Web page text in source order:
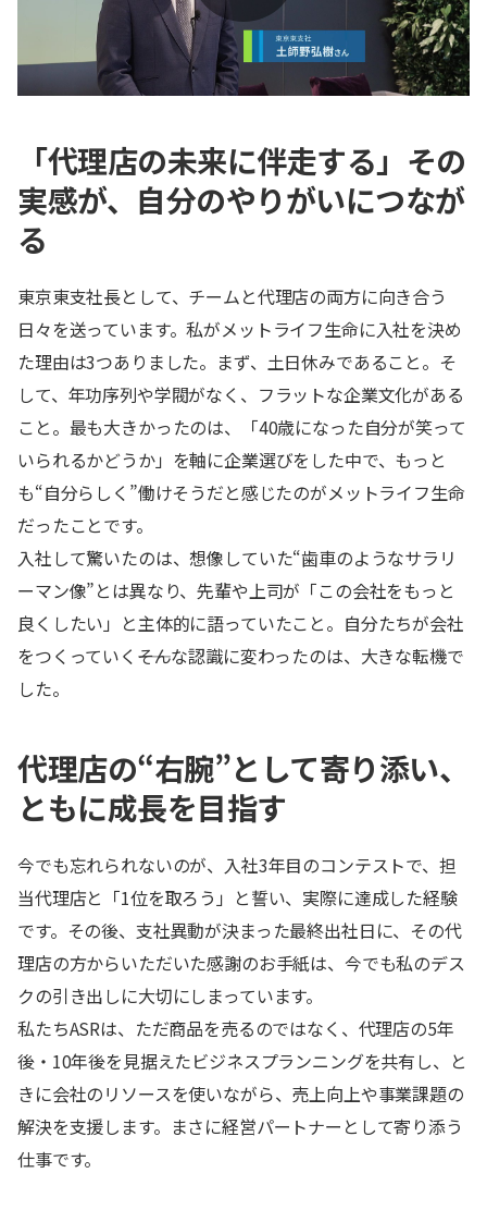
Play
Video
「代理店の未来に伴走する」その
実感が、自分のやりがいにつなが
る
東京東支社長として、チームと代理店の両方に向き合う
日々を送っています。私がメットライフ生命に入社を決め
た理由は3つありました。まず、土日休みであること。そ
して、年功序列や学閥がなく、フラットな企業文化がある
こと。最も大きかったのは、「40歳になった自分が笑って
いられるかどうか」を軸に企業選びをした中で、もっと
も“自分らしく”働けそうだと感じたのがメットライフ生命
だったことです。
入社して驚いたのは、想像していた“歯車のようなサラリ
ーマン像”とは異なり、先輩や上司が「この会社をもっと
良くしたい」と主体的に語っていたこと。自分たちが会社
をつくっていく――そんな認識に変わったのは、大きな転機で
した。
代理店の“右腕”として寄り添い、
ともに成長を目指す
今でも忘れられないのが、入社3年目のコンテストで、担
当代理店と「1位を取ろう」と誓い、実際に達成した経験
です。その後、支社異動が決まった最終出社日に、その代
理店の方からいただいた感謝のお手紙は、今でも私のデス
クの引き出しに大切にしまっています。
私たちASRは、ただ商品を売るのではなく、代理店の5年
後・10年後を見据えたビジネスプランニングを共有し、と
きに会社のリソースを使いながら、売上向上や事業課題の
解決を支援します。まさに経営パートナーとして寄り添う
仕事です。